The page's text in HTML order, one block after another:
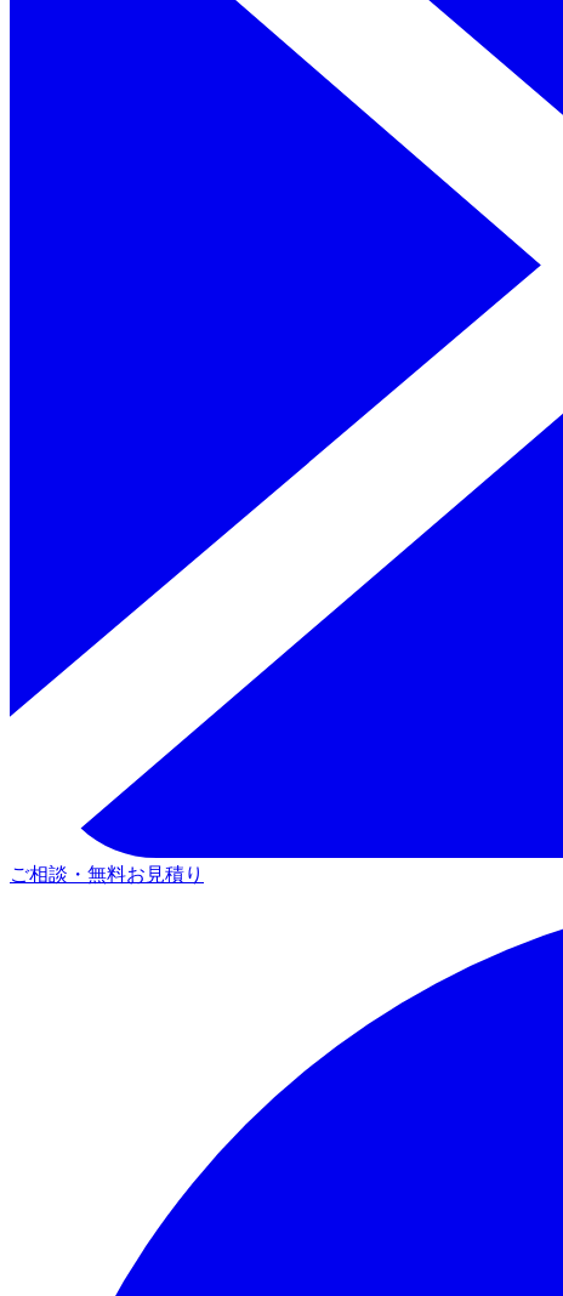
ご相談・無料お見積り